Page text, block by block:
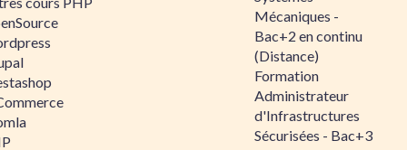
Mécaniques -
Bac+2 en continu
(Distance)
Formation
Administrateur
d'Infrastructures
Sécurisées - Bac+3